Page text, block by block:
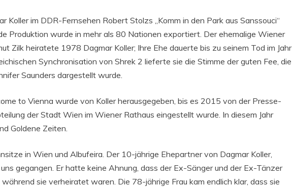
Koller im DDR-Fernsehen Robert Stolzs „Komm in den Park aus Sanssouci“
Produktion wurde in mehr als 80 Nationen exportiert. Der ehemalige Wiener
Zilk heiratete 1978 Dagmar Koller; Ihre Ehe dauerte bis zu seinem Tod im Jahr
Synchronisation von Shrek 2 lieferte sie die Stimme der guten Fee, die
Saunders dargestellt wurde.
to Vienna wurde von Koller herausgegeben, bis es 2015 von der Presse-
der Stadt Wien im Wiener Rathaus eingestellt wurde. In diesem Jahr
Goldene Zeiten.
in Wien und Albufeira. Der 10-jährige Ehepartner von Dagmar Koller,
gegangen. Er hatte keine Ahnung, dass der Ex-Sänger und der Ex-Tänzer
sie verheiratet waren. Die 78-jährige Frau kam endlich klar, dass sie